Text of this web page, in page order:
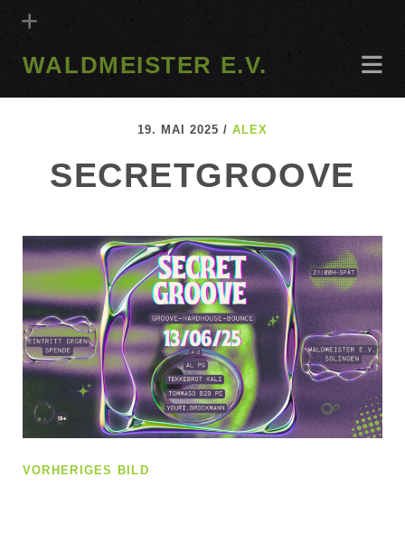
WALDMEISTER E.V.
19. MAI 2025 /ALEX
SECRETGROOVE
VORHERIGES BILD